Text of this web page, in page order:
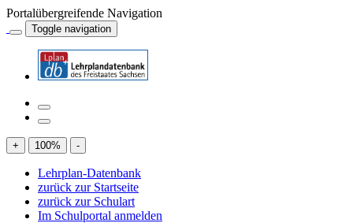
Portalübergreifende Navigation
Toggle navigation
+ 100% -
Lehrplan-Datenbank
zurück zur Startseite
zurück zur Schulart
Im Schulportal anmelden